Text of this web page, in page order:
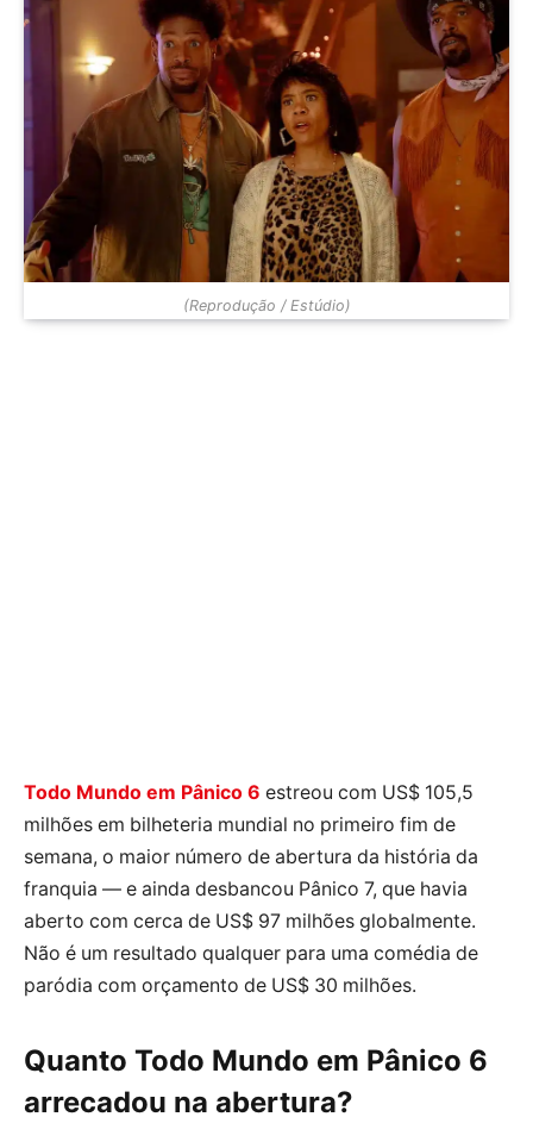
(Reprodução / Estúdio)
Todo Mundo em Pânico 6 estreou com US$ 105,5
milhões em bilheteria mundial no primeiro fim de
semana, o maior número de abertura da história da
franquia — e ainda desbancou Pânico 7, que havia
aberto com cerca de US$ 97 milhões globalmente.
Não é um resultado qualquer para uma comédia de
paródia com orçamento de US$ 30 milhões.
Quanto Todo Mundo em Pânico 6
arrecadou na abertura?